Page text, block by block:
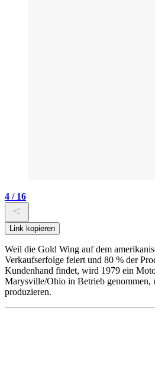
4 / 16
Link kopieren
Weil die Gold Wing auf dem
Verkaufserfolge feiert und 80 % der
Kundenhand findet, wird 1979 ein
Marysville/Ohio in Betrieb genommen,
produzieren.